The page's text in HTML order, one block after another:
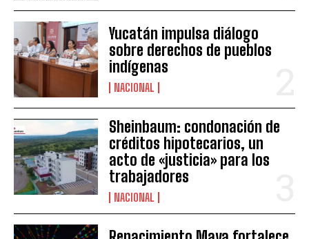
Yucatán impulsa diálogo
sobre derechos de pueblos
indígenas
NACIONAL
Sheinbaum: condonación de
créditos hipotecarios, un
acto de «justicia» para los
trabajadores
NACIONAL